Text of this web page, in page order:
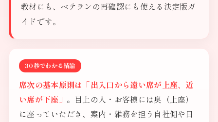
教材にも、ベテランの再確認にも使える決定版ガ
イドです。
30秒でわかる結論
席次の基本原則は「出入口から遠い席が上座、近
い席が下座」 。目上の人・お客様には奥（上座）
に座っていただき、案内・雑務を担う自社側や目